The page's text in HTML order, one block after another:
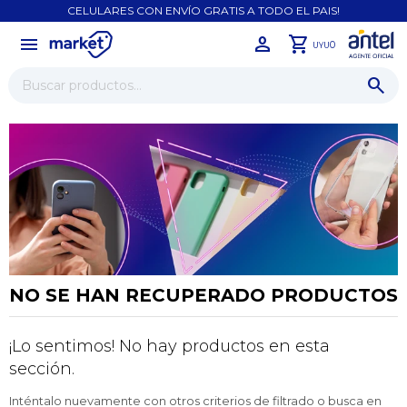
CELULARES CON ENVÍO GRATIS A TODO EL PAIS!
menu UYU0
NO SE HAN RECUPERADO PRODUCTOS
¡Lo sentimos! No hay productos en esta
sección.
Inténtalo nuevamente con otros criterios de filtrado o busca en
¡Sumate a la forma más ágil de
12 cuotas * ¡Solo con tu cédula!
close